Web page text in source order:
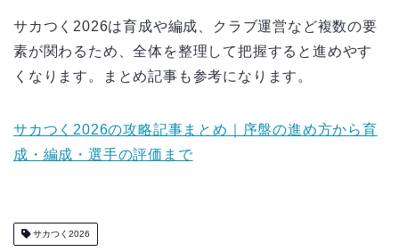
サカつく2026は育成や編成、クラブ運営など複数の要
素が関わるため、全体を整理して把握すると進めやす
くなります。まとめ記事も参考になります。
サカつく2026の攻略記事まとめ｜序盤の進め方から育
成・編成・選手の評価まで
サカつく2026